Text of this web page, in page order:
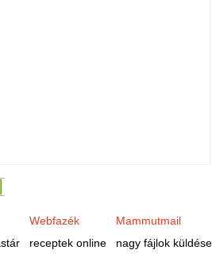
Webfazék
Mammutmail
receptek online nagy fájlok küldése